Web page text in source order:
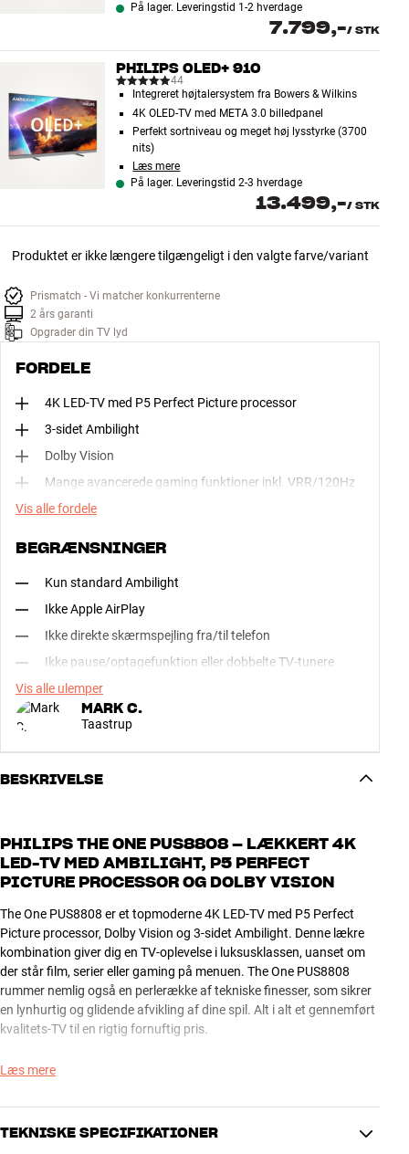
På lager. Leveringstid 1-2 hverdage
7.799,-/ STK
PHILIPS OLED+ 910
44
Integreret højtalersystem fra Bowers & Wilkins
4K OLED-TV med META 3.0 billedpanel
Perfekt sortniveau og meget høj lysstyrke (3700
nits)
Læs mere
På lager. Leveringstid 2-3 hverdage
13.499,-/ STK
Produktet er ikke længere tilgængeligt i den valgte farve/variant
Prismatch - Vi matcher konkurrenterne
2 års garanti
Opgrader din TV lyd
FORDELE
4K LED-TV med P5 Perfect Picture processor
3-sidet Ambilight
Dolby Vision
Mange avancerede gaming funktioner inkl. VRR/120Hz
Vis alle fordele
BEGRÆNSNINGER
Kun standard Ambilight
Ikke Apple AirPlay
Ikke direkte skærmspejling fra/til telefon
Ikke pause/optagefunktion eller dobbelte TV-tunere
Vis alle ulemper
MARK C.
Taastrup
BESKRIVELSE
PHILIPS THE ONE PUS8808 – LÆKKERT 4K
LED-TV MED AMBILIGHT, P5 PERFECT
PICTURE PROCESSOR OG DOLBY VISION
The One PUS8808 er et topmoderne 4K LED-TV med P5 Perfect
Picture processor, Dolby Vision og 3-sidet Ambilight. Denne lækre
kombination giver dig en TV-oplevelse i luksusklassen, uanset om
der står film, serier eller gaming på menuen. The One PUS8808
rummer nemlig også en perlerække af tekniske finesser, som sikrer
en lynhurtig og glidende afvikling af dine spil. Alt i alt et gennemført
kvalitets-TV til en rigtig fornuftig pris.
AMBILIGHT – ET FLOT FARVESPIL I DIN STUE
farvespil, der matcher begivenhederne på skærmen. Hvis du har dit
Læs mere
TEKNISKE SPECIFIKATIONER